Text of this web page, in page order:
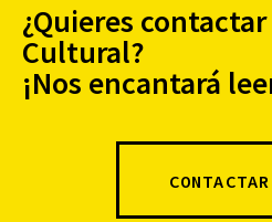
¿Quieres
Cultural?
¡Nos encantará